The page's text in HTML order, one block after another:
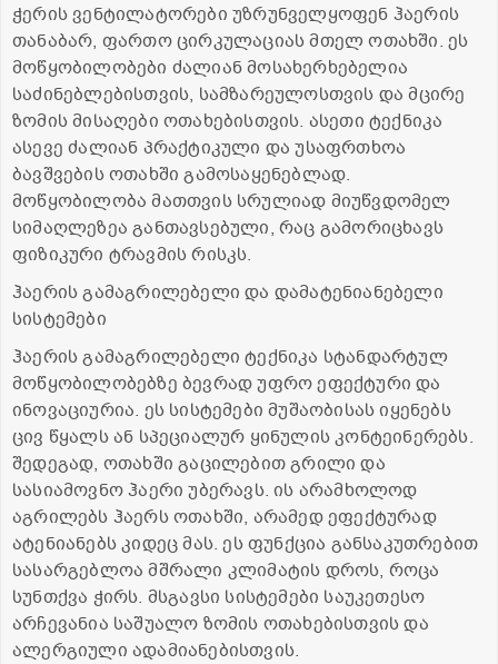
ჭერის ვენტილატორები უზრუნველყოფენ ჰაერის
თანაბარ, ფართო ცირკულაციას მთელ ოთახში. ეს
მოწყობილობები ძალიან მოსახერხებელია
საძინებლებისთვის, სამზარეულოსთვის და მცირე
ზომის მისაღები ოთახებისთვის. ასეთი ტექნიკა
ასევე ძალიან პრაქტიკული და უსაფრთხოა
ბავშვების ოთახში გამოსაყენებლად.
მოწყობილობა მათთვის სრულიად მიუწვდომელ
სიმაღლეზეა განთავსებული, რაც გამორიცხავს
ფიზიკური ტრავმის რისკს.
ჰაერის გამაგრილებელი და დამატენიანებელი
სისტემები
ჰაერის გამაგრილებელი ტექნიკა სტანდარტულ
მოწყობილობებზე ბევრად უფრო ეფექტური და
ინოვაციურია. ეს სისტემები მუშაობისას იყენებს
ცივ წყალს ან სპეციალურ ყინულის კონტეინერებს.
შედეგად, ოთახში გაცილებით გრილი და
სასიამოვნო ჰაერი უბერავს. ის არამხოლოდ
აგრილებს ჰაერს ოთახში, არამედ ეფექტურად
ატენიანებს კიდეც მას. ეს ფუნქცია განსაკუთრებით
სასარგებლოა მშრალი კლიმატის დროს, როცა
სუნთქვა ჭირს. მსგავსი სისტემები საუკეთესო
არჩევანია საშუალო ზომის ოთახებისთვის და
ალერგიული ადამიანებისთვის.